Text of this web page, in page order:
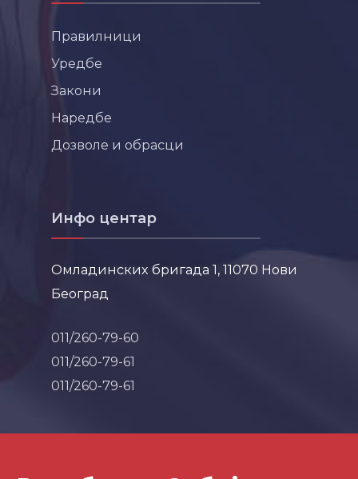
Правилници
Уредбе
Закони
Наредбе
Дозволе и обрасци
Инфо центар
Омладинских бригада 1, 11070 Нови
Београд
011/260-79-60
011/260-79-61
011/260-79-61